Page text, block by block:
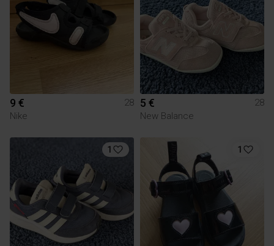
9 €
28
Nike
5 €
28
New Balance
1 1